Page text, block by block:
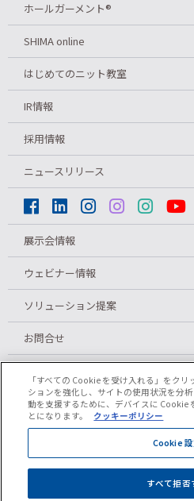
ホールガーメント®
SHIMA online
はじめてのニット教室
IR情報
採用情報
ニュースリリース
展示会情報
ウェビナー情報
ソリューション提案
お問合せ
プライバシー
ご利用
「すべての Cookie を受け入れる」をク
ションを強化し、サイトの使用状況を分
動を支援するために、デバイスに Cookie
とになります。
クッキーポリシー
Cookie 設
すべて拒否